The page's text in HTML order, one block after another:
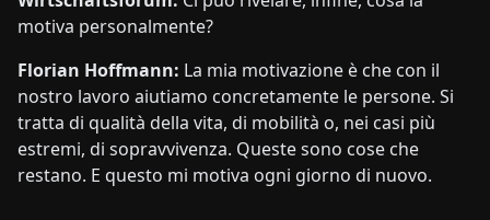
motiva personalmente?
Florian Hoffmann: La mia motivazione è che con il
nostro lavoro aiutiamo concretamente le persone. Si
tratta di qualità della vita, di mobilità o, nei casi più
estremi, di sopravvivenza. Queste sono cose che
restano. E questo mi motiva ogni giorno di nuovo.